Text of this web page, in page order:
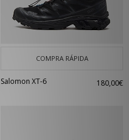
COMPRA RÁPIDA
Salomon XT-6 180,00€